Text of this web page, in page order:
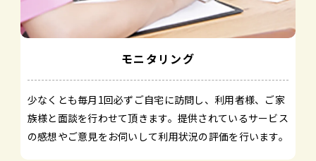
モニタリング
少なくとも毎月1回必ずご自宅に訪問し、利用者様、ご家
族様と面談を行わせて頂きます。提供されているサービス
の感想やご意見をお伺いして利用状況の評価を行います。